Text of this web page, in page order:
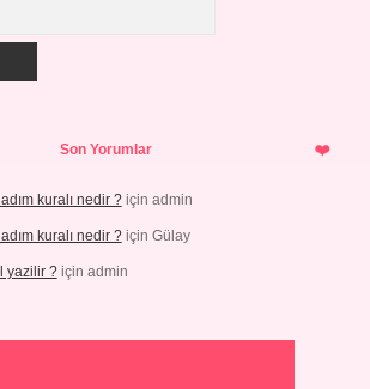
Son Yorumlar
kuralı nedir ?için admin
kuralı nedir ?için Gülay
yazilir ?için admin